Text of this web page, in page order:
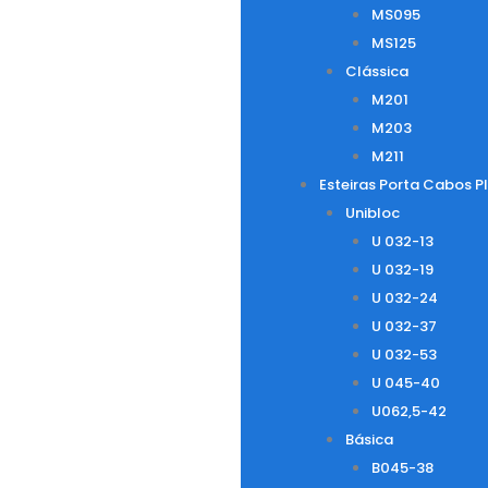
MS095
MS125
Clássica
M201
M203
M211
Esteiras Porta Cabos
Unibloc
U 032-13
U 032-19
U 032-24
U 032-37
U 032-53
U 045-40
U062,5-42
Básica
B045-38